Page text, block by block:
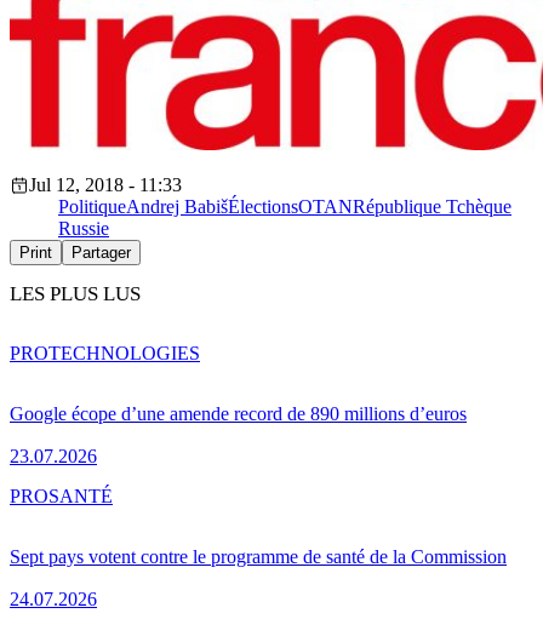
Jul 12, 2018 - 11:33
PolitiqueAndrej BabišÉlectionsOTANRépublique Tchèque
Russie
Print Partager
LES PLUS LUS
Google écope d’une amende record de 890 millions d’euros
23.07.2026
PROTECHNOLOGIES
Sept pays votent contre le programme de santé de la Commission
24.07.2026
PROSANTÉ